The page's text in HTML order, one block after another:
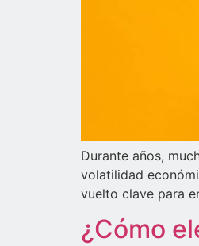
Durante años,
volatilidad
vuelto clave para
¿Cómo